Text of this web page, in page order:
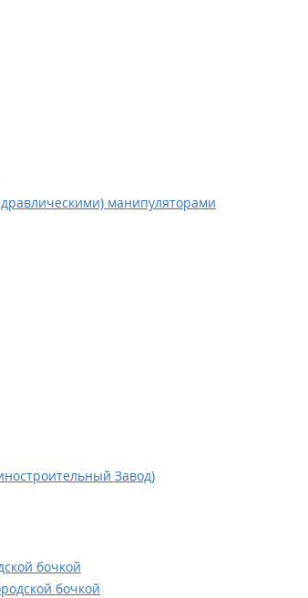
манипуляторами
Завод)
бочкой
бочкой